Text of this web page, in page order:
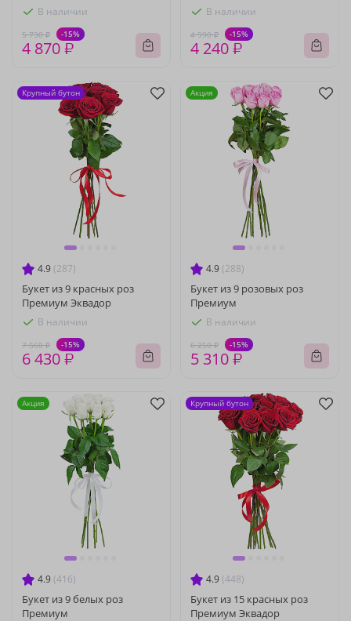
В наличии
5 730 ₽ -15%
4 870 ₽
В наличии
4 990 ₽ -15%
4 240 ₽
4.9 (287)
Букет из 9 красных роз
Премиум Эквадор
В наличии
7 560 ₽ -15%
6 430 ₽
Крупный бутон
4.9 (288)
Букет из 9 розовых роз
Премиум
В наличии
6 250 ₽ -15%
5 310 ₽
Акция
4.9 (416)
Букет из 9 белых роз
Премиум
Акция
4.9 (448)
Букет из 15 красных роз
Премиум Эквадор
Крупный бутон